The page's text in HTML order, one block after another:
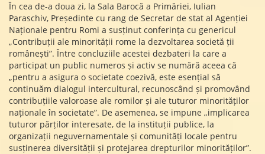
În cea de-a doua zi, la Sala Barocă a Primăriei, Iulian
Paraschiv, Președinte cu rang de Secretar de stat al Agenției
Naționale pentru Romi a susținut conferința cu genericul
„Contribuții ale minorității rome la dezvoltarea societă ții
românești”. Între concluziile acestei dezbateri la care a
participat un public numeros și activ se numără aceea că
„pentru a asigura o societate coezivă, este esențial să
continuăm dialogul intercultural, recunoscând și promovând
contribuțiile valoroase ale romilor și ale tuturor minorităților
naționale în societate”. De asemenea, se impune „implicarea
tuturor părților interesate, de la instituții publice, la
organizații neguvernamentale și comunități locale pentru
susținerea diversității și protejarea drepturilor minorităților”.